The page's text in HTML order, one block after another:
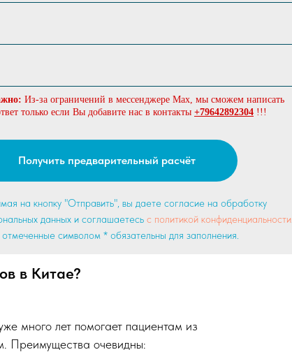
Из-за ограничений в мессенджере Max, мы сможем написать
только если Вы добавите нас в контакты +79642892304 !!!
Получить предварительный расчёт
на кнопку "Отправить", вы даете согласие на обработку
данных и соглашаетесь c политикой конфиденциальности
символом * обязательны для заполнения.
в Китае?
много лет помогает пациентам из
Преимущества очевидны: